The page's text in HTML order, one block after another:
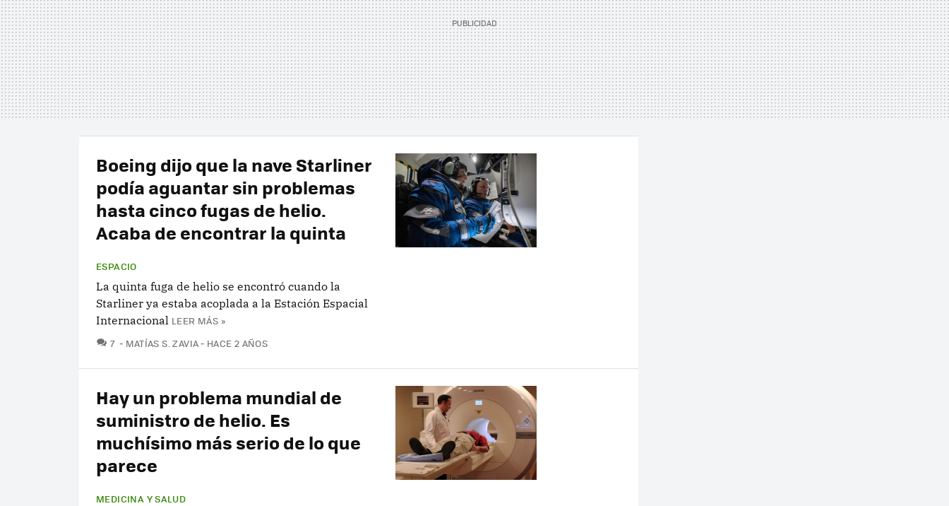
Boeing dijo que la nave Starliner
podía aguantar sin problemas
hasta cinco fugas de helio.
Acaba de encontrar la quinta
ESPACIO
La quinta fuga de helio se encontró cuando la
Starliner ya estaba acoplada a la Estación Espacial
Internacional LEER MÁS »
7 COMENTARIOS
MATÍAS S. ZAVIA HACE 2 AÑOS
Hay un problema mundial de
suministro de helio. Es
muchísimo más serio de lo que
parece
MEDICINA Y SALUD